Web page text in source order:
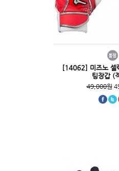
[14062] 미즈노 셀
팅장갑 (
49,000원